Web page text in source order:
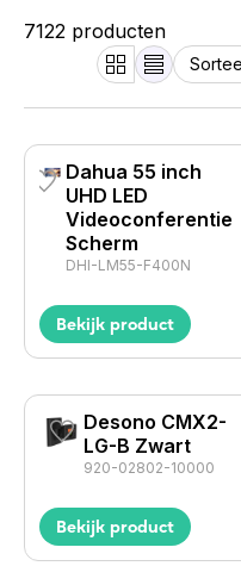
7122 producten
Dahua 55 inch
UHD LED
Videocon­fe­rentie
Scherm
DHI-LM55-F400N
Bekijk product
Desono CMX2-
LG-B Zwart
920-02802-10000
Bekijk product